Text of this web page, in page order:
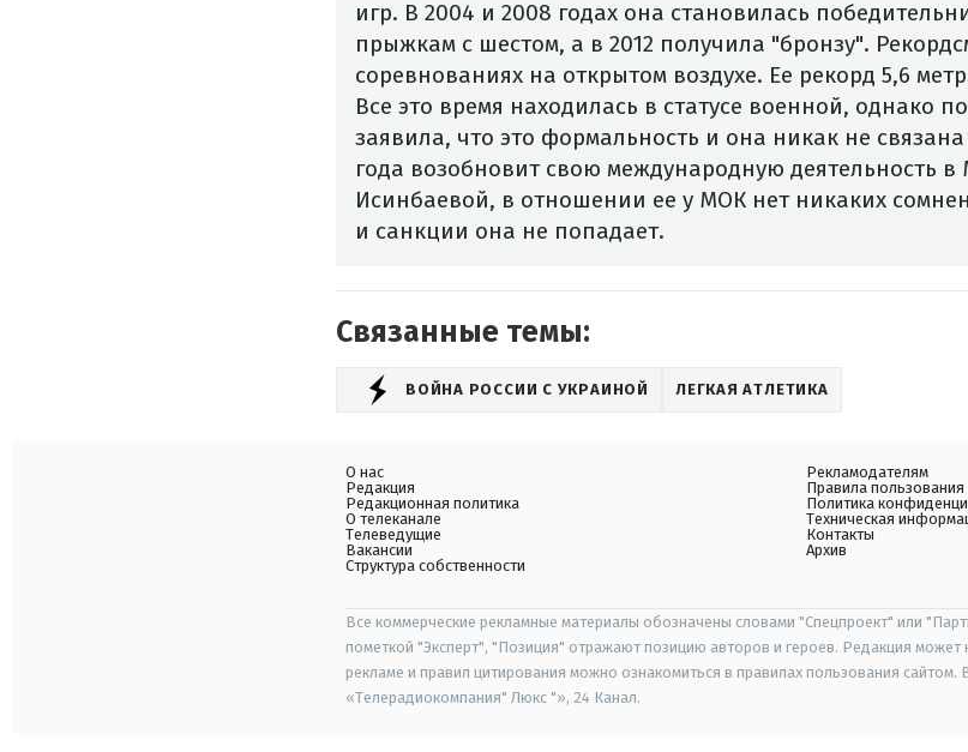
игр. В 2004 и 2008 годах она становилась
прыжкам с шестом, а в 2012 получила "бронзу".
соревнованиях на открытом воздухе. Ее рекорд 5,6
Все это время находилась в статусе военной, однако
заявила, что это формальность и она никак не
года возобновит свою международную деятельность
Исинбаевой, в отношении ее у МОК нет никаких
и санкции она не попадает.
Связанные темы:
ВОЙНА РОССИИ С УКРАИНОЙ ЛЕГКАЯ АТЛЕТИКА
О нас
Редакция
Редакционная политика
О телеканале
Телеведущие
Вакансии
Структура собственности
Рекламодателям
Правила пользования
Политика
Техническая
Контакты
Архив
Все коммерческие рекламные материалы обозначены словами "Спецпроект" или
пометкой "Эксперт", "Позиция" отражают позицию авторов и героев. Редакция может
рекламе и правил цитирования можно ознакомиться в правилах пользования
«Телерадиокомпания" Люкс "», 24 Канал.